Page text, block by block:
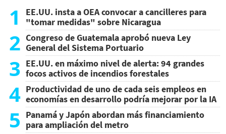
1
EE.UU. insta a OEA convocar a cancilleres para
"tomar medidas" sobre Nicaragua
2 Congreso de Guatemala aprobó nueva Ley
General del Sistema Portuario
3 EE.UU. en máximo nivel de alerta: 94 grandes
focos activos de incendios forestales
4 Productividad de uno de cada seis empleos en
economías en desarrollo podría mejorar por la IA
5 Panamá y Japón abordan más financiamiento
para ampliación del metro